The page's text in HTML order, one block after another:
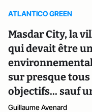
ATLANTICO GREEN
Masdar City, la
qui devait être
sur presque tous
objectifs... sauf
Guillaume Avenard